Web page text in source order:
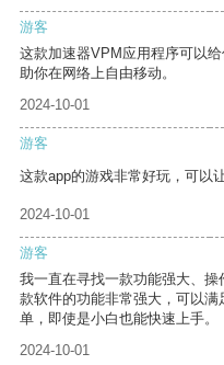
游客
这款加速器VPM应用程序可以
助你在网络上自由移动。
2024-10-01
游客
这款app的游戏非常好玩，可以
2024-10-01
游客
我一直在寻找一款功能强大、
款软件的功能非常强大，可以
单，即使是小白也能快速上手。
2024-10-01